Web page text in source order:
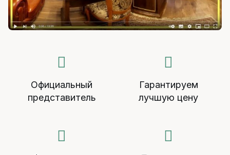
Официальный
представитель
Гарантируем
лучшую цену